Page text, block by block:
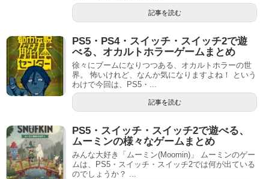
記事を読む
PS5・PS4・スイッチ・スイッチ2で遊
べる、オカルトホラーゲームまとめ
徐々にブームになりつつある、オカルトホラーの世
界。 怖いけれど、なんか気になりますよね！ という
わけで今回は、PS5・...
記事を読む
PS5・スイッチ・スイッチ2で遊べる、
ムーミンの様々なゲームまとめ
みんな大好き「ムーミン(Moomin)」 ムーミンのゲー
ムは、PS5・スイッチ・スイッチ2では何が出ている
のでしょうか？ ...